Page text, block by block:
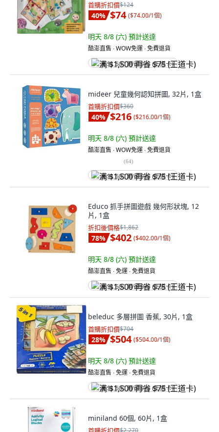
首購折扣價$124
40% $74 ($74.00/1個)
明天 8/8 (六) 預計送達
酷澎直售 ∙ WOW免運 ∙ 免費退貨
满 $1,500 再省 $75 (王道卡)
mideer 兒童幾何認知拼圖, 32片, 1盒
首購折扣價$360
40% $216 ($216.00/1個)
明天 8/8 (六) 預計送達
酷澎直售 ∙ WOW免運 ∙ 免費退貨
(64)
满 $1,500 再省 $75 (王道卡)
Educo 抓手拼圖遊戲 幾何形狀塊, 12
片, 1盒
折扣後價格$1,862
78% $402 ($402.00/1個)
明天 8/8 (六) 預計送達
酷澎直售 ∙ 免運 ∙ 免費退貨
满 $1,500 再省 $75 (王道卡)
beleduc 多層拼圖 香蕉, 30片, 1盒
首購折扣價$704
28% $504 ($504.00/1個)
明天 8/8 (六) 預計送達
酷澎直售 ∙ 免運 ∙ 免費退貨
满 $1,500 再省 $75 (王道卡)
miniland 60個, 60片, 1盒
$2,270